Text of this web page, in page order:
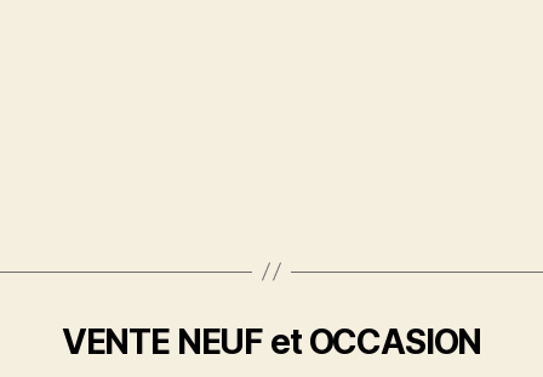
VENTE NEUF et OCCASION